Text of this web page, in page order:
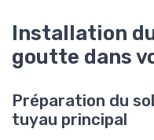
Installation
goutte dans
Préparation du
tuyau principal